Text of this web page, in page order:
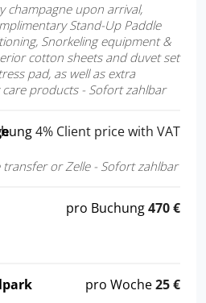
champagne upon arrival,
Stand-Up Paddle
Snorkeling equipment &
cotton sheets and duvet set
pad, as well as extra
products - Sofort zahlbar
transfer or Zelle - Sofort zahlbar
4% Client price with VAT
pro Buchung470 €
pro Woche25 €